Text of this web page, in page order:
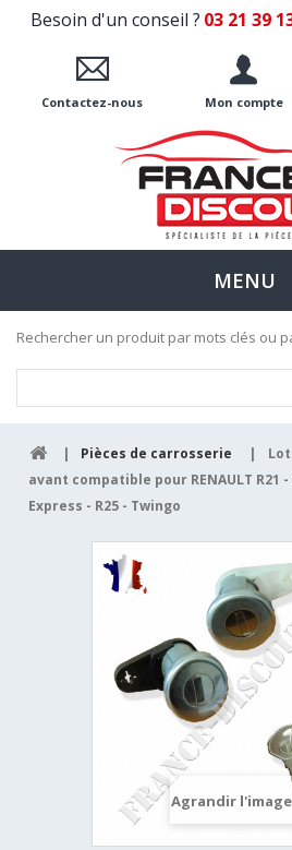
Besoin d'un conseil ? 03 21 39
Contactez-nous Mon compte
MENU
Rechercher un produit par mots clés ou
| Pièces de carrosserie |
avant compatible pour RENAULT R21 -
Express - R25 - Twingo
Agrandir l'image